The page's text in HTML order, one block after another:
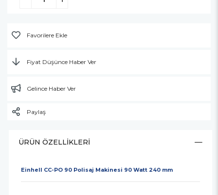
Favorilere Ekle
Fiyat Düşünce Haber Ver
Gelince Haber Ver
Paylaş
ÜRÜN ÖZELLIKLERI
Einhell CC-PO 90 Polisaj Makinesi 90 Watt 240 mm